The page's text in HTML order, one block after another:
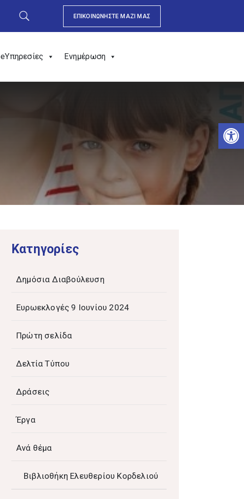
ΕΠΙΚΟΙΝΩΝΗΣΤΕ ΜΑΖΙ ΜΑΣ
eΥπηρεσίες Ενημέρωση
Kατηγορίες
Δημόσια Διαβούλευση
Ευρωεκλογές 9 Ιουνίου 2024
Πρώτη σελίδα
Δελτία Τύπου
Δράσεις
Έργα
Ανά θέμα
Βιβλιοθήκη Ελευθερίου Κορδελιού